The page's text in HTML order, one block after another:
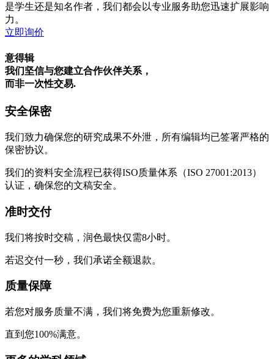
是学生还是知名作者，我们都会以专业服务助您迅速扩展影响
力。
立即询价
意得辑
我们坚信与您建立合作伙伴关系，
而非一次性交易.
安全保密
我们致力确保您的研究成果不外泄，所有编辑均已签署严格的
保密协议。
我们的资料安全流程已获得ISO质量体系（ISO 27001:2013）
认证，确保您的文稿安全。
准时交付
我们将按时交稿，润色最快仅需8小时。
若迟交付一秒，我们承诺全额退款。
质量保障
若您对服务质量不满，我们将免费为您重新修改。
直到您100%满意。